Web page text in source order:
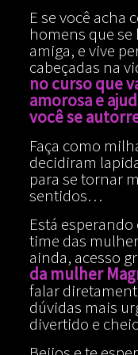
E se você
homens que
amiga, e vive
cabeçadas na
no curso que
amorosa e
você se
Faça como
decidiram
para se tornar
sentidos…
Está
time das
ainda, acesso
da mulher
falar
dúvidas mais
divertido e